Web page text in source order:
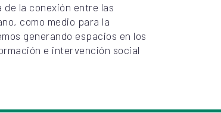
la conexión entre las
como medio para la
generando espacios en los
e intervención social